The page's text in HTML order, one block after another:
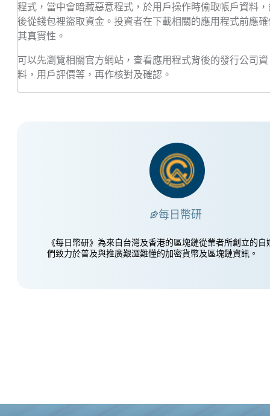
程式，當中會暗藏惡意程式，於用戶操作時偷取帳戶資料，
後從錢包裡盜取資金。投資者在下載相關的應用程式前應確
其真實性。
可以先瀏覽相關官方網站，查看應用程式背後的發行公司資
料，用戶評價等，再作核對及確認。
每日幣研
《每日幣研》為來自台灣及香港的區塊鏈從業者所創立的自
們致力於普及與推廣艱澀難懂的加密貨幣及區塊鏈資訊。